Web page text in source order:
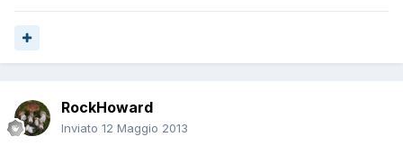
RockHoward
Inviato 12 Maggio 2013